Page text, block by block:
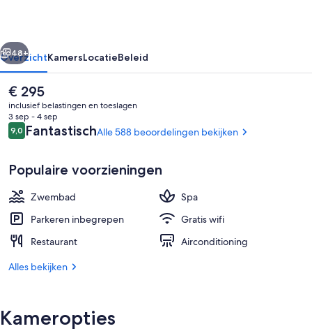
Een binnenzwembad, 3
Volgende
48+
OverzichtKamersLocatieBeleid
De
huidige
prijs
is
€ 295
€ 295
inclusief belastingen en toeslagen
3 sep - 4 sep
Beoordelingen
9,09,0 op 10 –
FantastischAlle 588 beoordelingen bekijken
Populaire voorzieningen
Zwembad
Spa
Parkeren inbegrepen
Gratis wifi
Restaurant
Airconditioning
Alles bekijken
Kameropties